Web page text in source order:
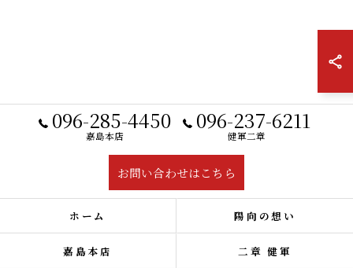
096-285-4450
嘉島本店
096-237-6211
健軍二章
お問い合わせはこちら
ホーム 陽向の想い
嘉島本店 二章 健軍